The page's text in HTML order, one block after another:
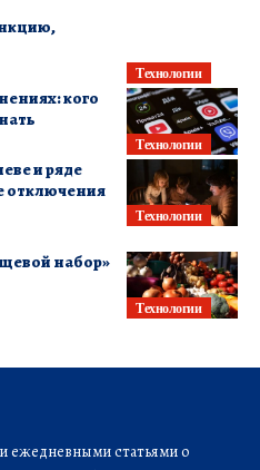
Технологии
Технологии
кого
Технологии
и ряде
отключения
Технологии
набор»
ежедневными статьями о